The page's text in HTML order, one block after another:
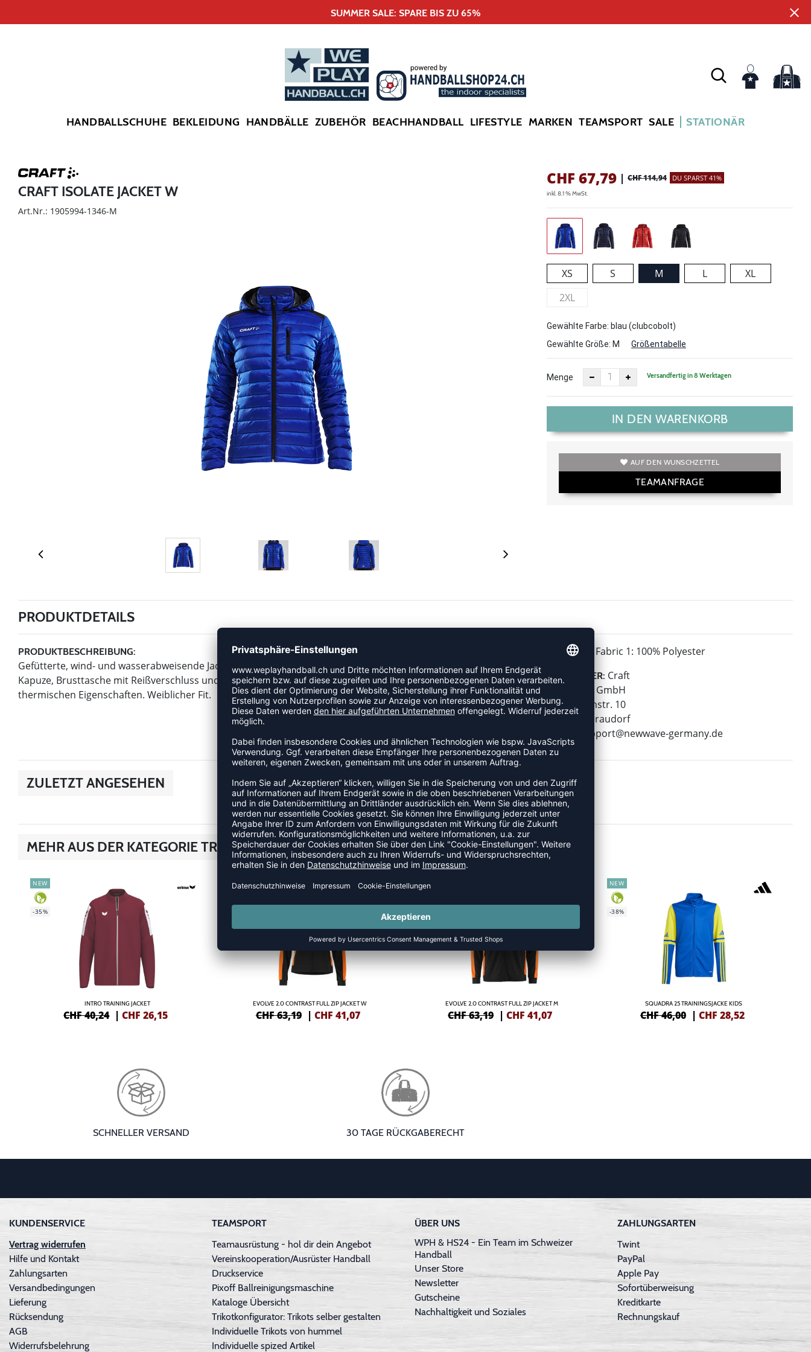
SUMMER SALE: SPARE BIS ZU 65%
HANDBALLSCHUHE BEKLEIDUNG HANDBÄLLE ZUBEHÖR BEACHHANDBALL LIFESTYLE MARKEN TEAMSPORT SALE STATIONÄR
CRAFT ISOLATE JACKET W
Art.Nr.: 1905994-1346-M
CHF 67,79 | CHF 114,94 DU SPARST 41%
inkl. 8.1 % MwSt.
XS S M L
XL
2XL
Gewählte Farbe: blau (clubcobolt)
Gewählte Größe: M Größentabelle
Menge Versandfertig in 8 Werktagen
IN DEN WARENKORB
AUF DEN WUNSCHZETTEL
TEAMANFRAGE
PRODUKTDETAILS
PRODUKTBESCHREIBUNG:
Gefütterte, wind- und wasserabweisende Jacke für Aufwärmphasen und formelle Anlässe. Mit abnehmbarer
Kapuze, Brusttasche mit Reißverschluss und verstellbarem Saum. Polsterung aus Mikrofaser mit guten
thermischen Eigenschaften. Weiblicher Fit.
MATERIAL: Fabric 1: 100% Polyester
HERSTELLER: Craft
New Wave GmbH
Geigelsteinstr. 10
83080 Oberaudorf
support@newwave-germany.de
ZULETZT ANGESEHEN
MEHR AUS DER KATEGORIE TRAININGSJACKEN
NEW
-35%
INTRO TRAINING JACKET
CHF 40,24 |CHF 26,15
NEW
EVOLVE 2.0 CONTRAST FULL ZIP JACKET W
CHF 63,19 | CHF 41,07
NEW
EVOLVE 2.0 CONTRAST FULL ZIP JACKET M
CHF 63,19 |CHF 41,07
NEW
-38%
SQUADRA 25 TRAININGSJACKE KIDS
CHF 46,00 | CHF 28,52
SCHNELLER VERSAND 30 TAGE RÜCKGABERECHT
KUNDENSERVICE
Vertrag widerrufen
Hilfe und Kontakt
Zahlungsarten
Versandbedingungen
Lieferung
Rücksendung
AGB
Widerrufsbelehrung
TEAMSPORT
Teamausrüstung - hol dir dein Angebot
Vereinskooperation/Ausrüster Handball
Druckservice
Pixoff Ballreinigungsmaschine
Kataloge Übersicht
Trikotkonfigurator: Trikots selber gestalten
Individuelle Trikots von hummel
Individuelle spized Artikel
ÜBER UNS
WPH & HS24 - Ein Team im Schweizer
Handball
Unser Store
Newsletter
Gutscheine
Nachhaltigkeit und Soziales
ZAHLUNGSARTEN
Twint
PayPal
Apple Pay
Sofortüberweisung
Kreditkarte
Rechnungskauf